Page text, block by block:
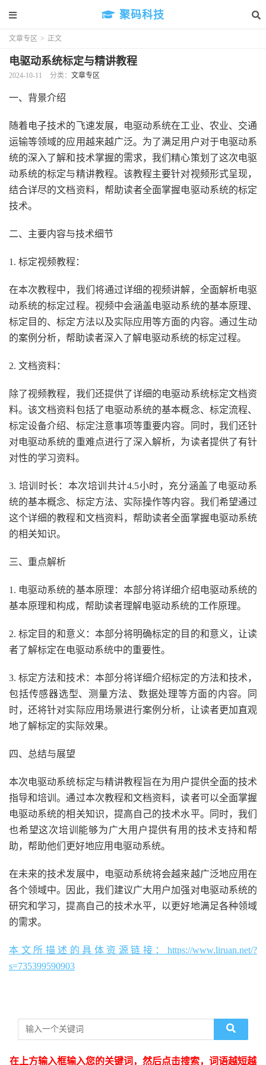
聚码科技
文章专区 > 正文
电驱动系统标定与精讲教程
2024-10-11 分类： 文章专区
一、背景介绍
随着电子技术的飞速发展，电驱动系统在工业、农业、交通
运输等领域的应用越来越广泛。为了满足用户对于电驱动系
统的深入了解和技术掌握的需求，我们精心策划了这次电驱
动系统的标定与精讲教程。该教程主要针对视频形式呈现，
结合详尽的文档资料，帮助读者全面掌握电驱动系统的标定
技术。
二、主要内容与技术细节
1. 标定视频教程：
在本次教程中，我们将通过详细的视频讲解，全面解析电驱
动系统的标定过程。视频中会涵盖电驱动系统的基本原理、
标定目的、标定方法以及实际应用等方面的内容。通过生动
的案例分析，帮助读者深入了解电驱动系统的标定过程。
2. 文档资料：
除了视频教程，我们还提供了详细的电驱动系统标定文档资
料。该文档资料包括了电驱动系统的基本概念、标定流程、
标定设备介绍、标定注意事项等重要内容。同时，我们还针
对电驱动系统的重难点进行了深入解析，为读者提供了有针
对性的学习资料。
3. 培训时长：本次培训共计4.5小时，充分涵盖了电驱动系
统的基本概念、标定方法、实际操作等内容。我们希望通过
这个详细的教程和文档资料，帮助读者全面掌握电驱动系统
的相关知识。
三、重点解析
1. 电驱动系统的基本原理：本部分将详细介绍电驱动系统的
基本原理和构成，帮助读者理解电驱动系统的工作原理。
2. 标定目的和意义：本部分将明确标定的目的和意义，让读
者了解标定在电驱动系统中的重要性。
3. 标定方法和技术：本部分将详细介绍标定的方法和技术，
包括传感器选型、测量方法、数据处理等方面的内容。同
时，还将针对实际应用场景进行案例分析，让读者更加直观
地了解标定的实际效果。
四、总结与展望
本次电驱动系统标定与精讲教程旨在为用户提供全面的技术
指导和培训。通过本次教程和文档资料，读者可以全面掌握
电驱动系统的相关知识，提高自己的技术水平。同时，我们
也希望这次培训能够为广大用户提供有用的技术支持和帮
助，帮助他们更好地应用电驱动系统。
在未来的技术发展中，电驱动系统将会越来越广泛地应用在
各个领域中。因此，我们建议广大用户加强对电驱动系统的
研究和学习，提高自己的技术水平，以更好地满足各种领域
的需求。
本文所描述的具体资源链接：https://www.liruan.net/?
s=735399590903
在上方输入框输入您的关键词，然后点击搜索，词语越短越